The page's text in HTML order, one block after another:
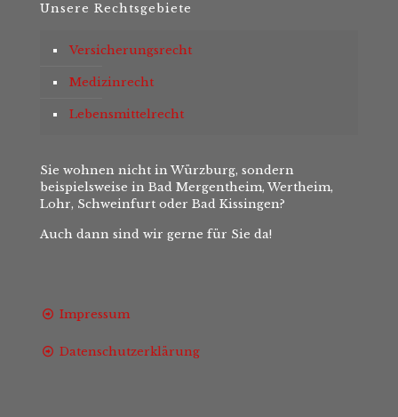
Unsere Rechtsgebiete
Versicherungsrecht
Medizinrecht
Lebensmittelrecht
Sie wohnen nicht in Würzburg, sondern
beispielsweise in Bad Mergentheim, Wertheim,
Lohr, Schweinfurt oder Bad Kissingen?
Auch dann sind wir gerne für Sie da!
Impressum
Datenschutzerklärung